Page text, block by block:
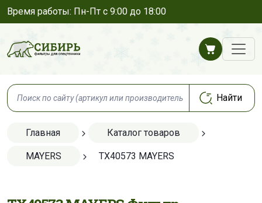
Время работы: Пн-Пт с 9:00 до 18:00
Главная Каталог товаров
MAYERS TX40573 MAYERS